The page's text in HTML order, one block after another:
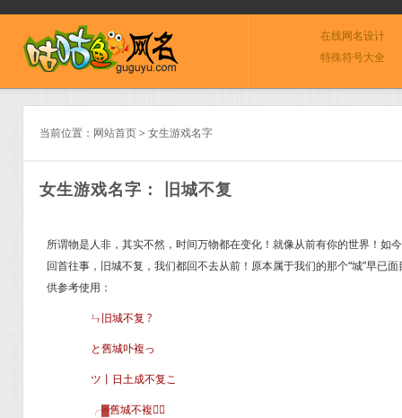
在线网名设计
特殊符号大全
当前位置： 网站首页> 女生游戏名字
女生游戏名字： 旧城不复
所谓物是人非，其实不然，时间万物都在变化！就像从前有你的世界！如
回首往事，旧城不复，我们都回不去从前！原本属于我们的那个“城”早已
供参考使用：
ㄣ旧城不复 ?
と舊城卟複っ
ツ丨日土成不复こ
╭▓舊城不複∈